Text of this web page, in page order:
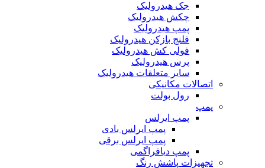
جک هیدرولیک
چکش هیدرولیک
پمپ هیدرولیک
فلنج بازکن هیدرولیک
فولی کش هیدرولیک
پرس هیدرولیک
سایر متعلقات هیدرولیک
اتصالات مکانیکی
رول بولت
پمپ
پمپ ایرلس
پمپ ایرلس بادی
پمپ ایرلس برقی
پمپ دیافراگمی
تجهیزات پاشش رنگ